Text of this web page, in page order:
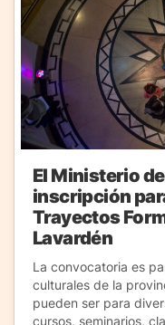
El Ministerio
inscripción
Trayectos
Lavardén
La convocatoria es
culturales de la
pueden ser para
cursos, seminarios,